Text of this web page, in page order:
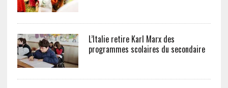
L’Italie retire Karl Marx des
programmes scolaires du secondaire